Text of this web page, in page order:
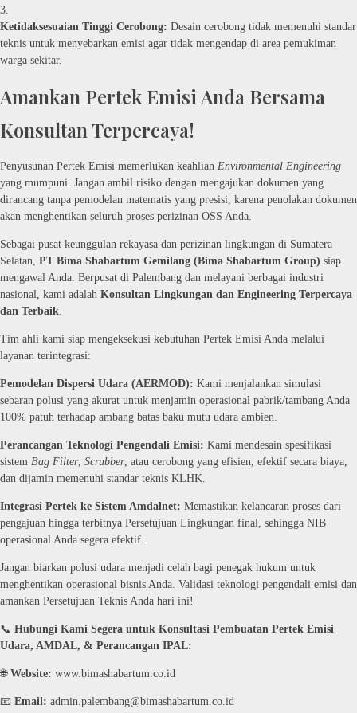
Ketidaksesuaian Tinggi Cerobong: Desain cerobong tidak memenuhi standar
teknis untuk menyebarkan emisi agar tidak mengendap di area pemukiman
warga sekitar.
Amankan Pertek Emisi Anda Bersama
Konsultan Terpercaya!
Penyusunan Pertek Emisi memerlukan keahlian Environmental Engineering
yang mumpuni. Jangan ambil risiko dengan mengajukan dokumen yang
dirancang tanpa pemodelan matematis yang presisi, karena penolakan dokumen
akan menghentikan seluruh proses perizinan OSS Anda.
Sebagai pusat keunggulan rekayasa dan perizinan lingkungan di Sumatera
Selatan, PT Bima Shabartum Gemilang (Bima Shabartum Group) siap
mengawal Anda. Berpusat di Palembang dan melayani berbagai industri
nasional, kami adalah Konsultan Lingkungan dan Engineering Terpercaya
dan Terbaik
Tim ahli kami siap mengeksekusi kebutuhan Pertek Emisi Anda melalui
layanan terintegrasi:
Pemodelan Dispersi Udara (AERMOD): Kami menjalankan simulasi
sebaran polusi yang akurat untuk menjamin operasional pabrik/tambang Anda
100% patuh terhadap ambang batas baku mutu udara ambien.
Perancangan Teknologi Pengendali Emisi: Kami mendesain spesifikasi
sistem Bag Filter, Scrubber, atau cerobong yang efisien, efektif secara biaya,
dan dijamin memenuhi standar teknis KLHK.
Integrasi Pertek ke Sistem Amdalnet: Memastikan kelancaran proses dari
pengajuan hingga terbitnya Persetujuan Lingkungan final, sehingga NIB
operasional Anda segera efektif.
Jangan biarkan polusi udara menjadi celah bagi penegak hukum untuk
menghentikan operasional bisnis Anda. Validasi teknologi pengendali emisi dan
amankan Persetujuan Teknis Anda hari ini!
📞 Hubungi Kami Segera untuk Konsultasi Pembuatan Pertek Emisi
Udara, AMDAL, & Perancangan IPAL:
🌐 Website: www.bimashabartum.co.id
📧 Email: admin.palembang@bimashabartum.co.id